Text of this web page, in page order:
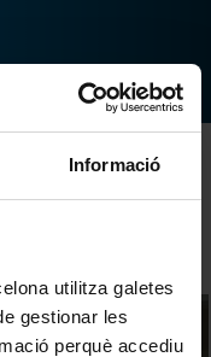
Informació
utilitza galetes
gestionar les
perquè accediu